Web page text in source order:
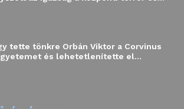
tette tönkre Orbán Viktor a Corvinus
és lehetetlenítette el...